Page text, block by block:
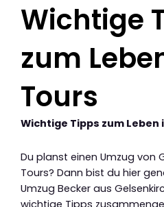
Wichtige
zum
Tours
Wichtige Tipps zum Leben
Du planst einen Umzug von
Tours? Dann bist du hier
Umzug Becker aus
wichtige Tipps